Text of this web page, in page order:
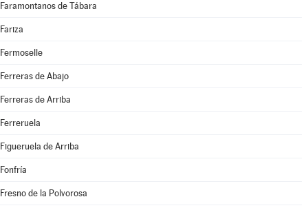
Faramontanos de Tábara
Fariza
Fermoselle
Ferreras de Abajo
Ferreras de Arriba
Ferreruela
Figueruela de Arriba
Fonfría
Fresno de la Polvorosa